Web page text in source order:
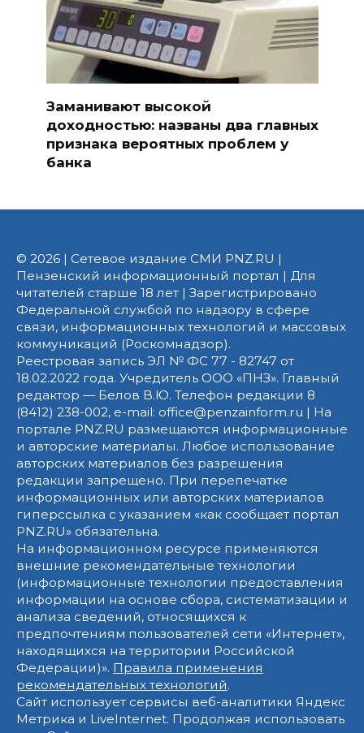
Заманивают высокой
доходностью: названы два главных
признака вероятных проблем у
банка
© 2026 | Сетевое издание СМИ PNZ.RU |
Пензенский информационный портал | Для
читателей старше 18 лет | Зарегистрировано
Федеральной службой по надзору в сфере
связи, информационных технологий и массовых
коммуникаций (Роскомнадзор).
Реестровая запись ЭЛ № ФС 77 - 82747 от
18.02.2022 года. Учредитель ООО «ПНЗ». Главный
редактор — Белов В.Ю. Телефон редакции 8
(8412) 238-002, e-mail: office@penzainform.ru | На
портале PNZ.RU размещаются информационные
и авторские материалы. Любое использование
авторских материалов без разрешения
редакции запрещено. При перепечатке
информационных или авторских материалов
гиперссылка с указанием «как сообщает портал
PNZ.RU» обязательна.
На информационном ресурсе применяются
внешние рекомендательные технологии
(информационные технологии предоставления
информации на основе сбора, систематизации и
анализа сведений, относящихся к
предпочтениям пользователей сети «Интернет»,
находящихся на территории Российской
Федерации)». Правила применения
рекомендательных технологий.
Сайт использует сервисы веб-аналитики Яндекс
Метрика и LiveInternet. Продолжая использовать